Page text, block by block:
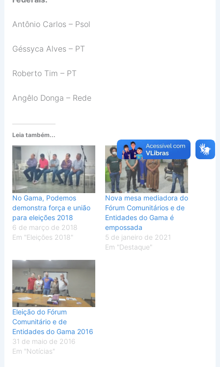
Antônio Carlos – Psol
Géssyca Alves – PT
Roberto Tim – PT
Angêlo Donga – Rede
Leia também...
No Gama, Podemos
demonstra força e união
para eleições 2018
6 de março de 2018
Em "Eleições 2018"
Nova mesa mediadora do
Fórum Comunitários e de
Entidades do Gama é
empossada
5 de janeiro de 2021
Em "Destaque"
Eleição do Fórum
Comunitário e de
Entidades do Gama 2016
31 de maio de 2016
Em "Notícias"